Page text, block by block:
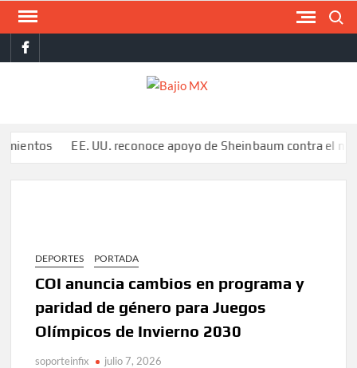
Saltar
contenidofacebook
EE. UU. reconoce apoyo de Sheinbaum contra el narco
DEPORTES PORTADA
COI anuncia cambios en programa y
paridad de género para Juegos
Olímpicos de Invierno 2030
soporteinfix julio 7, 2026